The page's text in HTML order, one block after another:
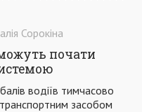
Сорокіна
почати
водіїв тимчасово
засобом